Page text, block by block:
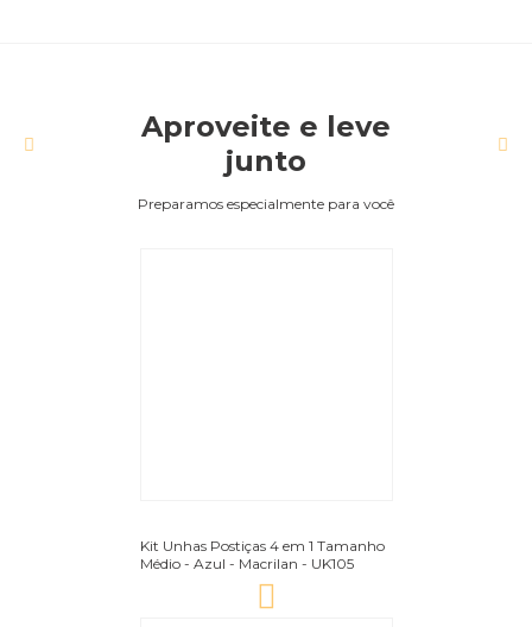
Aproveite e leve
junto
Preparamos especialmente para você
Kit Unhas Postiças 4 em 1 Tamanho
Médio - Azul - Macrilan - UK105